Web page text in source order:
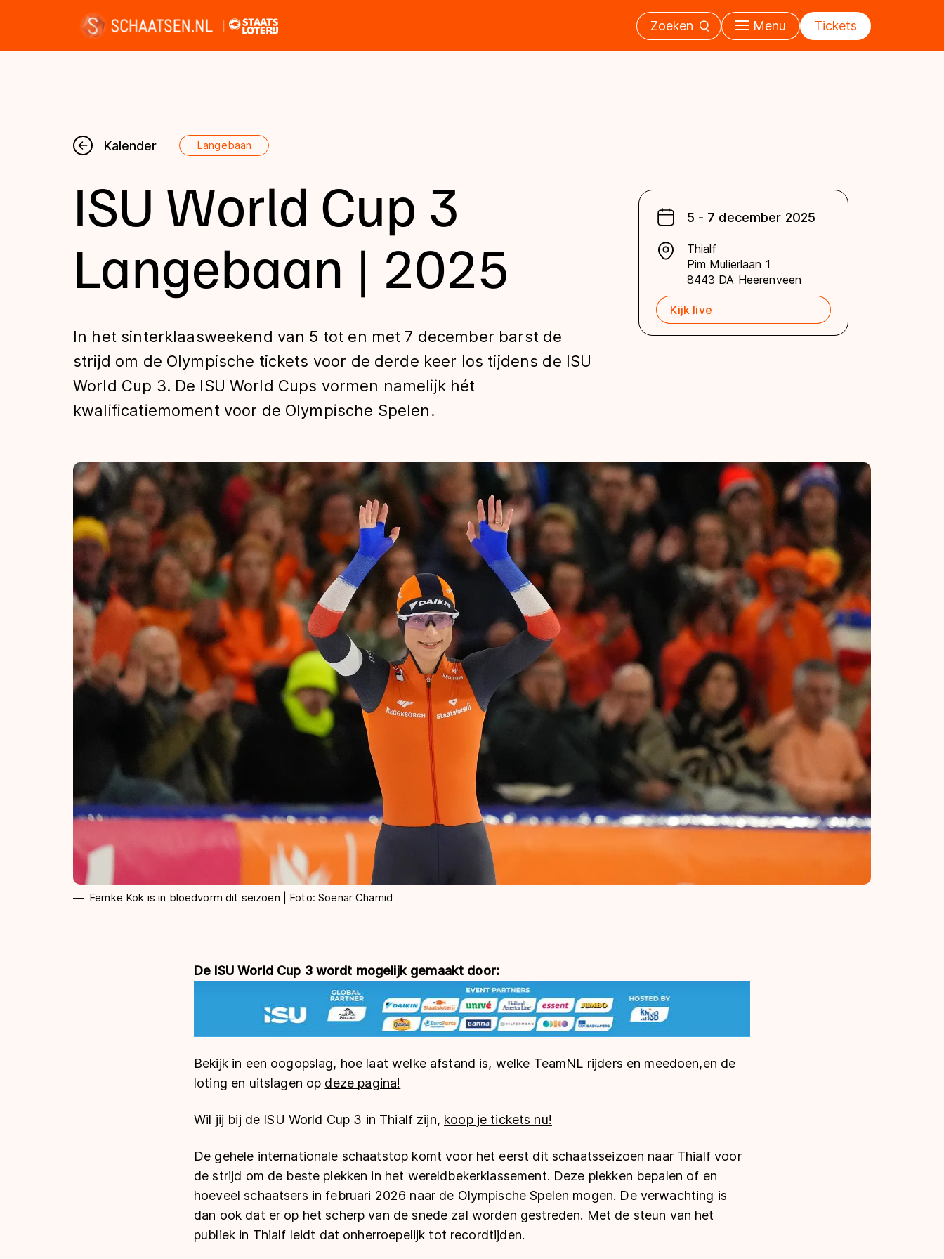
Zoeken Menu Tickets
Nieuws
Kalender
Disciplines
Uitslagen
Tijden & historie
De weg op
Olympische Spelen
Kalender Langebaan
5 - 7 december 2025
Thialf
Pim Mulierlaan 1
8443 DA Heerenveen
Kijk live
ISU World Cup 3
Langebaan | 2025
In het sinterklaasweekend van 5 tot en met 7 december barst de
strijd om de Olympische tickets voor de derde keer los tijdens de ISU
World Cup 3. De ISU World Cups vormen namelijk hét
kwalificatiemoment voor de Olympische Spelen.
Femke Kok is in bloedvorm dit seizoen | Foto: Soenar Chamid
De ISU World Cup 3 wordt mogelijk gemaakt door:
Bekijk in een oogopslag, hoe laat welke afstand is, welke TeamNL rijders en meedoen,en de
loting en uitslagen op deze pagina!
Wil jij bij de ISU World Cup 3 in Thialf zijn, koop je tickets nu!
De gehele internationale schaatstop komt voor het eerst dit schaatsseizoen naar Thialf voor
de strijd om de beste plekken in het wereldbekerklassement. Deze plekken bepalen of en
hoeveel schaatsers in februari 2026 naar de Olympische Spelen mogen. De verwachting is
dan ook dat er op het scherp van de snede zal worden gestreden. Met de steun van het
publiek in Thialf leidt dat onherroepelijk tot recordtijden.